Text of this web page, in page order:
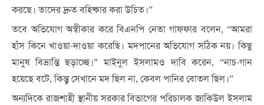
করছে। তাদের দ্রুত বহিষ্কার করা উচিত।”
তবে অভিযোগ অস্বীকার করে বিএনপি নেতা গাফ্ফার বলেন, “আমরা
হাঁস কিনে খাওয়া-দাওয়া করেছি। মদপানের অভিযোগ সঠিক নয়। কিছু
মানুষ বিভ্রান্তি ছড়াচ্ছে।” মাইনুল ইসলামও দাবি করেন, “নাচ-গান
হয়েছে বটে, কিন্তু সেখানে মদ ছিল না, কেবল পানির বোতল ছিল।”
অন্যদিকে রাজশাহী স্থানীয় সরকার বিভাগের পরিচালক জাকিউল ইসলাম